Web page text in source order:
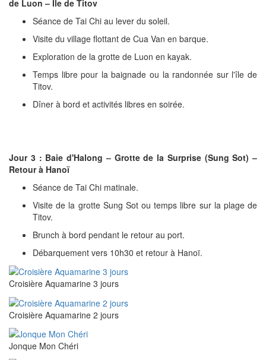
de Luon – Île de Titov
Séance de Tai Chi au lever du soleil.
Visite du village flottant de Cua Van en barque.
Exploration de la grotte de Luon en kayak.
Temps libre pour la baignade ou la randonnée sur l'île de
Titov.
Dîner à bord et activités libres en soirée.
Jour 3 : Baie d'Halong – Grotte de la Surprise (Sung Sot) –
Retour à Hanoï
Séance de Tai Chi matinale.
Visite de la grotte Sung Sot ou temps libre sur la plage de
Titov.
Brunch à bord pendant le retour au port.
Débarquement vers 10h30 et retour à Hanoï.
Croisière Aquamarine 3 jours
Croisière Aquamarine 2 jours
Jonque Mon Chéri